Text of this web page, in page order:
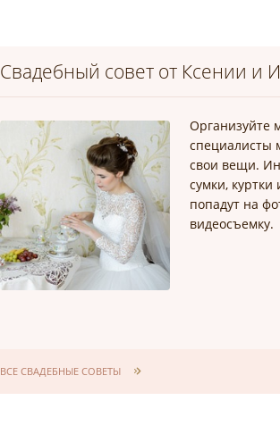
Свадебный совет от Ксении и
Организуйте
специалисты
свои вещи.
сумки, куртки
попадут на
видеосъемку.
ВСЕ СВАДЕБНЫЕ СОВЕТЫ